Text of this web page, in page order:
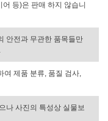
등)은 판매 하지 않습니
안전과 무관한 품목들만
여 제품 분류, 품질 검사,
나 사진의 특성상 실물보